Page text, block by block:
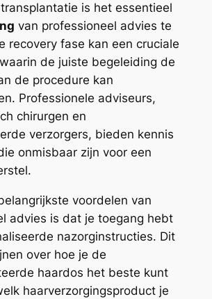
is het essentieel
van professioneel advies te
recovery fase kan een cruciale
de juiste begeleiding de
de procedure kan
Professionele adviseurs,
chirurgen en
verzorgers, bieden kennis
onmisbaar zijn voor een
voordelen van
advies is dat je toegang hebt
nazorginstructies. Dit
over hoe je de
haardos het beste kunt
haarverzorgingsproduct je